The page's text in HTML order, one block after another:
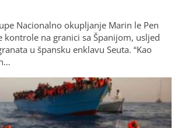
Nacionalno okupljanje Marin le Pen
kontrole na granici sa Španijom, usljed
u špansku enklavu Seuta. “Kao